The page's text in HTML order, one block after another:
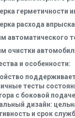
герметичности
расхода
автоматического
очистки
и особенности:
тесты
с боковой
дизайн:
и срок